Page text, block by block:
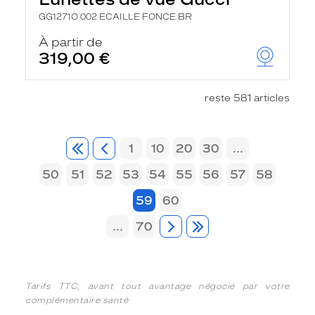
GG1271O 002 ECAILLE FONCE BR
À partir de
319,00 €
reste 581 articles
1 10 20 30
...
50
51 52 53 54 55 56 57
58
59
60
...
70
Tarifs TTC, avant tout avantage négocié par votre
complémentaire santé